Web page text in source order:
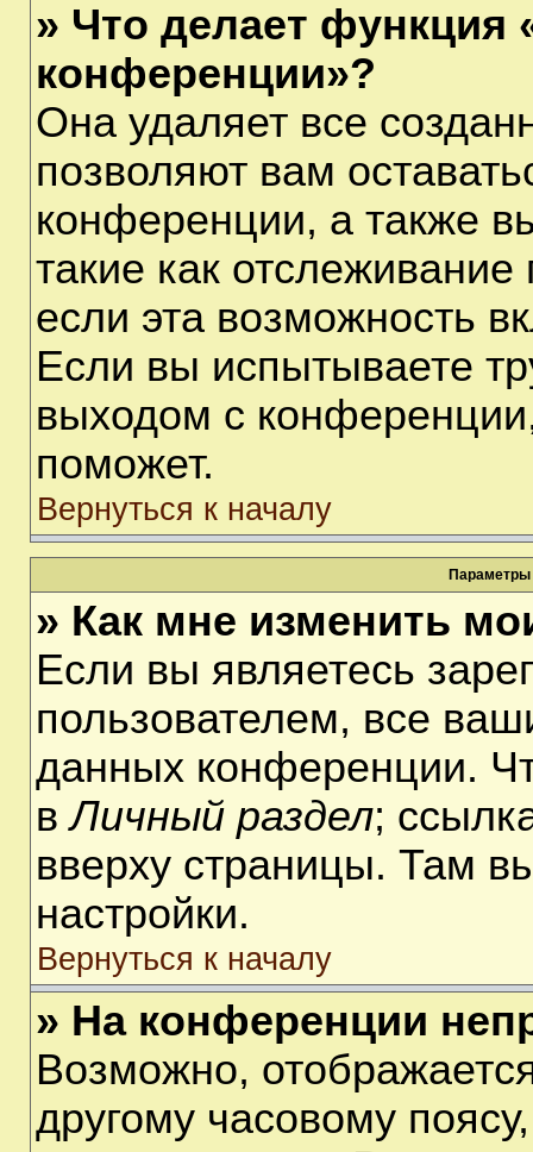
» Что делает функция
конференции»?
Она удаляет все
позволяют вам
конференции, а также
такие как
если эта возможность
Если вы испытываете
выходом с
поможет.
Вернуться к началу
Параметры
» Как мне изменить
Если вы являетесь
пользователем, все
данных конференции.
вЛичный раздел;
вверху страницы. Там
настройки.
Вернуться к началу
» На конференции
Возможно,
другому часовому